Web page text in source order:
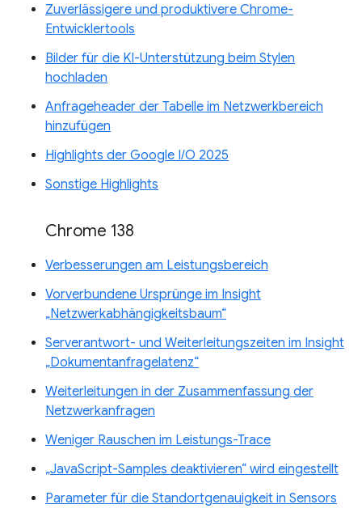
Zuverlässigere und produktivere Chrome-
Entwicklertools
Bilder für die KI-Unterstützung beim Stylen
hochladen
Anfrageheader der Tabelle im Netzwerkbereich
hinzufügen
Highlights der Google I/O 2025
Sonstige Highlights
Chrome 138
Verbesserungen am Leistungsbereich
Vorverbundene Ursprünge im Insight
„Netzwerkabhängigkeitsbaum“
Serverantwort- und Weiterleitungszeiten im Insight
„Dokumentanfragelatenz“
Weiterleitungen in der Zusammenfassung der
Netzwerkanfragen
Weniger Rauschen im Leistungs-Trace
„JavaScript-Samples deaktivieren“ wird eingestellt
Parameter für die Standortgenauigkeit in Sensors